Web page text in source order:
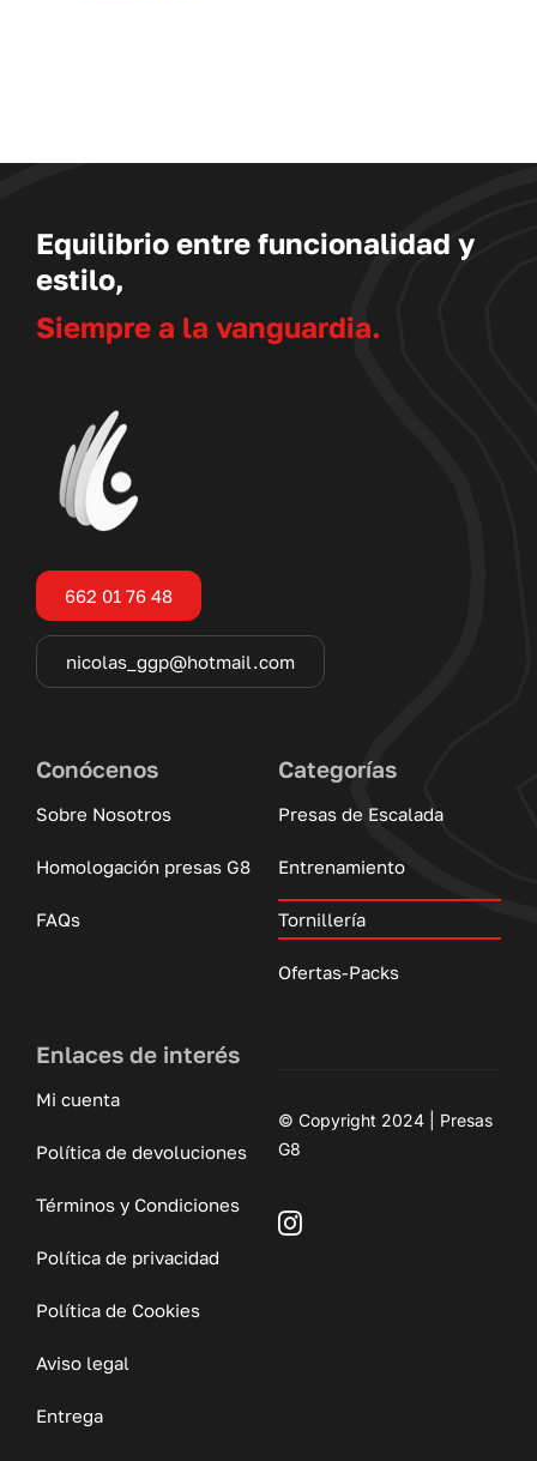
Equilibrio entre funcionalidad y
estilo,
Siempre a la vanguardia.
662 01 76 48
nicolas_ggp@hotmail.com
Conócenos
Sobre Nosotros
Homologación presas G8
FAQs
Categorías
Presas de Escalada
Entrenamiento
Tornillería
Ofertas-Packs
Enlaces de interés
Mi cuenta
Política de devoluciones
Términos y Condiciones
Política de privacidad
Política de Cookies
Aviso legal
Entrega
© Copyright 2024 | Presas
G8